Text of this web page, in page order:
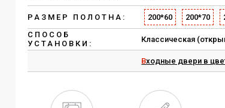
РАЗМЕР ПОЛОТНА: 200*60 200*70
СПОСОБ
УСТАНОВКИ:
Классическая
Входные двери в